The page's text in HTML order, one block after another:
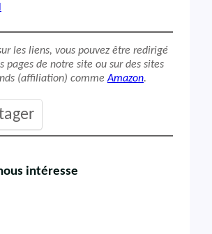
les liens, vous pouvez être redirigé
pages de notre site ou sur des sites
(affiliation) commeAmazon.
intéresse